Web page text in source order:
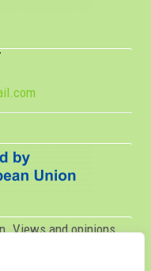
Views and opinions
author(s) only and do